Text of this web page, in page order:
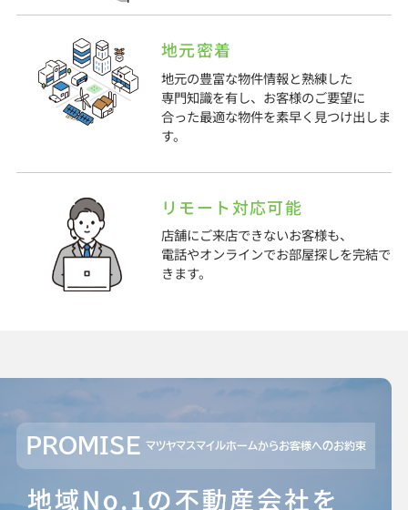
地元密着
地元の豊富な物件情報と熟練した
専門知識を有し、お客様のご要望に
合った最適な物件を素早く見つけ出しま
す。
リモート対応可能
店舗にご来店できないお客様も、
電話やオンラインでお部屋探しを完結で
きます。
PROMISE マツヤマスマイルホームからお客様へのお約束